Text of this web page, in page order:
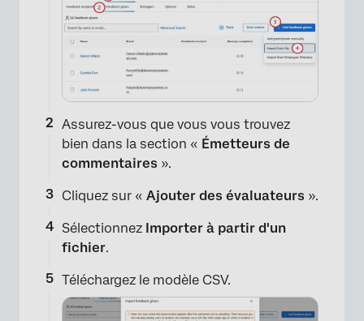
Assurez-vous que vous vous trouvez
bien dans la section « Émetteurs de
commentaires ».
Cliquez sur « Ajouter des évaluateurs ».
Sélectionnez Importer à partir d'un
fichier.
Téléchargez le modèle CSV.